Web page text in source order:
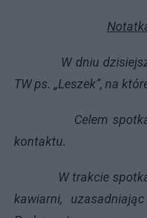
W dniu dzisiejszym
TW ps. „Leszek”, na
Celem spotkania
kontaktu.
W trakcie
kawiarni,